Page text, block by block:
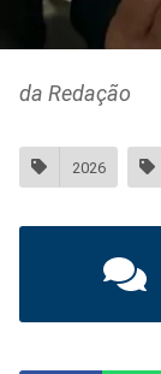
da Redação
2026